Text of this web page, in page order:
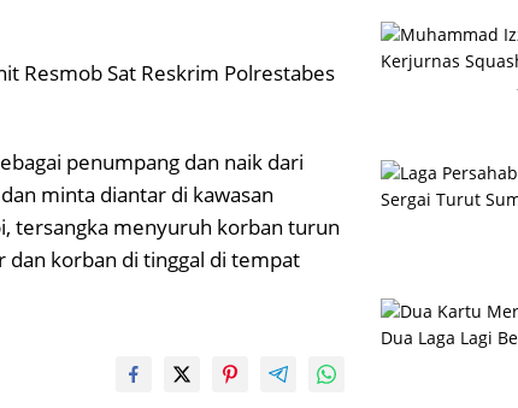
Resmob Sat Reskrim Polrestabes
penumpang dan naik dari
minta diantar di kawasan
tersangka menyuruh korban turun
korban di tinggal di tempat